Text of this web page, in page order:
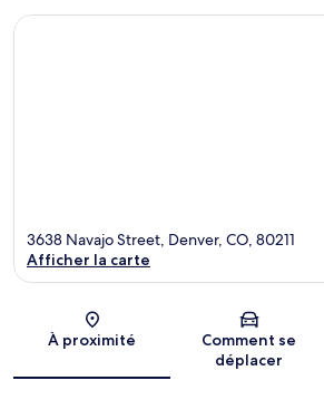
Carte
3638 Navajo Street, Denver, CO, 80211
Afficher la carte
À proximité
Comment se
déplacer